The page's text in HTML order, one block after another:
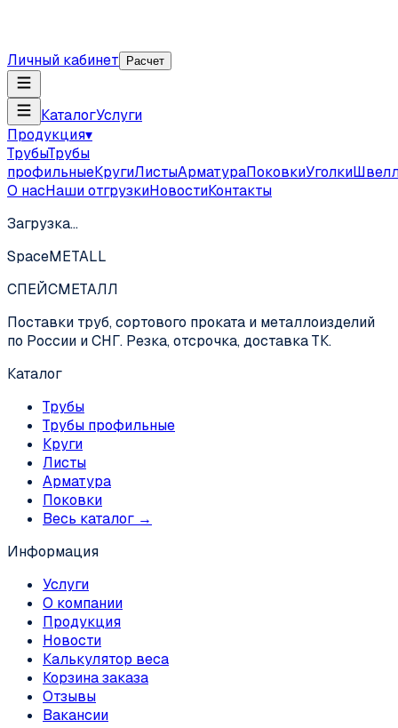
Личный кабинет Расчет
КаталогУслуги
Продукция▾
ТрубыТрубы
профильныеКругиЛистыАрматураПоковкиУголки
О насНаши отгрузкиНовостиКонтакты
Загрузка…
SpaceMETALL
СПЕЙСМЕТАЛЛ
Поставки труб, сортового проката и металлоизделий
по России и СНГ. Резка, отсрочка, доставка ТК.
Каталог
Трубы
Трубы профильные
Круги
Листы
Арматура
Поковки
Весь каталог →
Информация
Услуги
О компании
Продукция
Новости
Калькулятор веса
Корзина заказа
Отзывы
Вакансии